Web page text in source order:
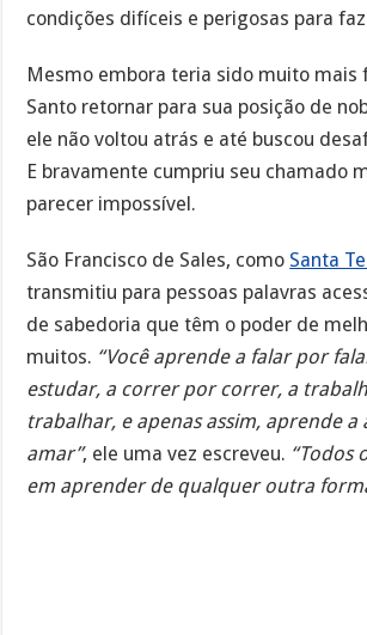
condições difíceis e perigosas para
Mesmo embora teria sido muito mais
Santo retornar para sua posição de
ele não voltou atrás e até buscou
E bravamente cumpriu seu chamado
parecer impossível.
São Francisco de Sales, como Santa
transmitiu para pessoas palavras
de sabedoria que têm o poder de
muitos. “Você aprende a falar por
estudar, a correr por correr, a
trabalhar, e apenas assim, aprende a
amar”, ele uma vez escreveu. “Todos
em aprender de qualquer outra